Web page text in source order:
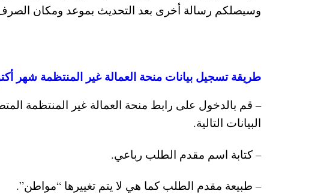
وسيصلكم رسالة أخرى بعد التحديث بموعد ومكان
طريقة تسجيل بيانات منحة العمالة غير المنتظمة شهر أكتوبر
– قم بالدخول على رابط منحة العمالة غير المنتظمة
البيانات التالية.
– كتابة اسم مقدم الطلب رباعي.
– طبيعة مقدم الطلب كما هي لا يتم تغييرها “مواطن”.